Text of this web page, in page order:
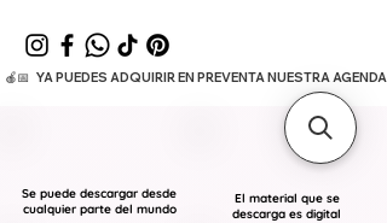
🍎📅   YA PUEDES ADQUIRIR EN PREVENTA NUESTRA
El material que se
descarga es digital
Se puede descargar desde
cualquier parte del mundo